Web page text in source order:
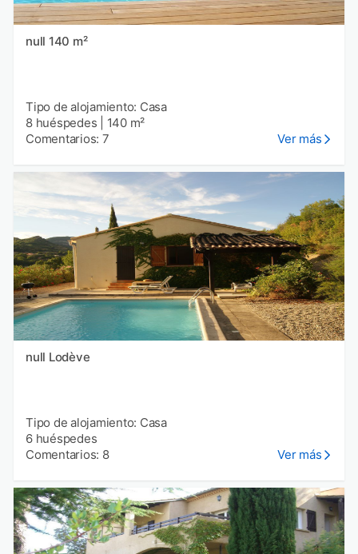
null 140 m²
Tipo de alojamiento: Casa
8 huéspedes
140 m²
Comentarios: 7
Ver más
null Lodève
Tipo de alojamiento: Casa
6 huéspedes
Comentarios: 8
Ver más